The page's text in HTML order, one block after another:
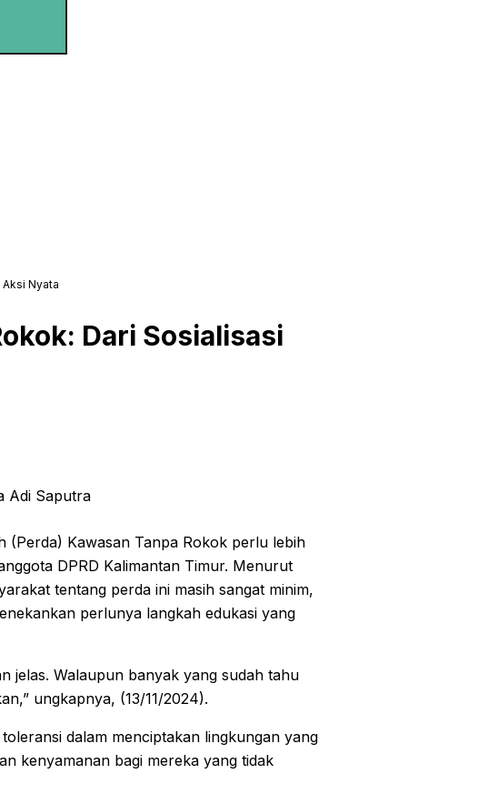
Nyata
Dari Sosialisasi
Adi Saputra
(Perda) Kawasan Tanpa Rokok perlu lebih
DPRD Kalimantan Timur. Menurut
tentang perda ini masih sangat minim,
perlunya langkah edukasi yang
jelas. Walaupun banyak yang sudah tahu
ungkapnya, (13/11/2024).
dalam menciptakan lingkungan yang
kenyamanan bagi mereka yang tidak